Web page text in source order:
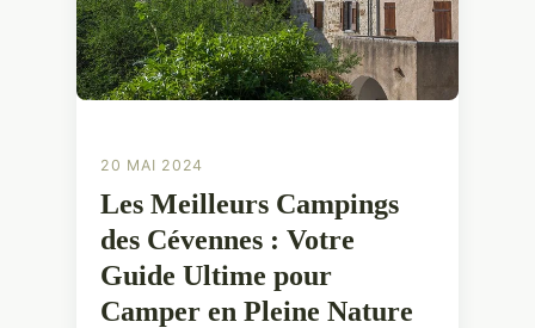
20 MAI 2024
Les Meilleurs Campings
des Cévennes : Votre
Guide Ultime pour
Camper en Pleine Nature